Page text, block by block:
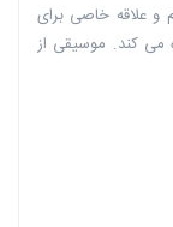
علاقه خاصی برای
می کند. موسیقی از